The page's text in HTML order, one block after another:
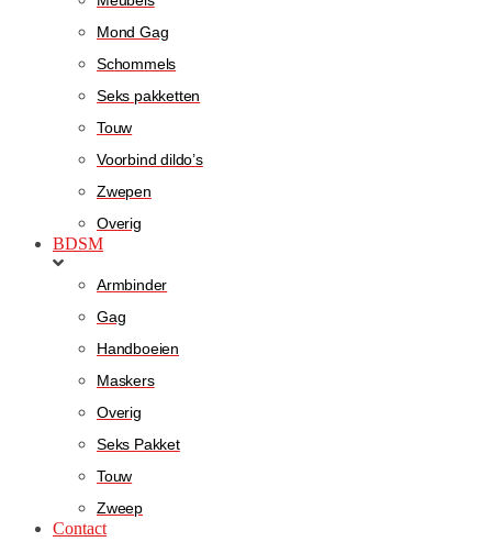
Mond Gag
Schommels
Seks pakketten
Touw
Voorbind dildo’s
Zwepen
Overig
BDSM
Armbinder
Gag
Handboeien
Maskers
Overig
Seks Pakket
Touw
Zweep
Contact